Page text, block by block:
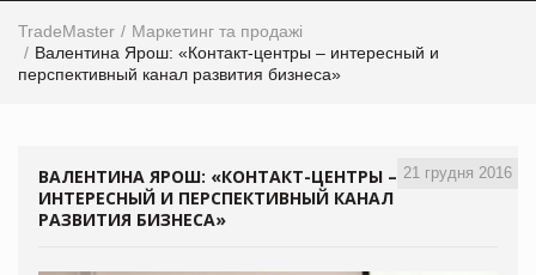
TradeMaster
Маркетинг та продажі
Валентина Ярош: «Контакт-центры – интересный и
перспективный канал развития бизнеса»
21 грудня 2016
ВАЛЕНТИНА ЯРОШ: «КОНТАКТ-ЦЕНТРЫ –
ИНТЕРЕСНЫЙ И ПЕРСПЕКТИВНЫЙ КАНАЛ
РАЗВИТИЯ БИЗНЕСА»